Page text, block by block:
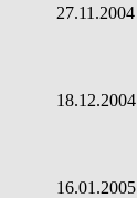
27.11.2004
18.12.2004
16.01.2005